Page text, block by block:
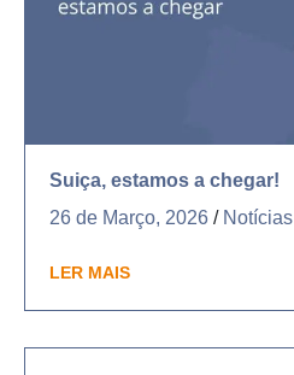
Suiça, estamos a chegar!
26 de Março, 2026 / Notícias
LER MAIS